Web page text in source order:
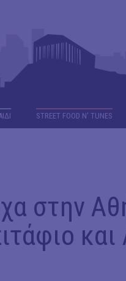
STREET FOOD N' TUNES
στην